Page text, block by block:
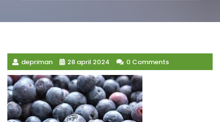
depriman 28 april 2024 0 Comments